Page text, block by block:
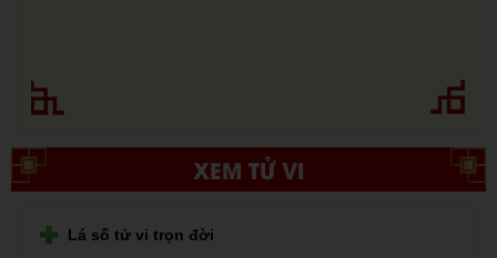
XEM TỬ VI
Lá số tử vi trọn đời